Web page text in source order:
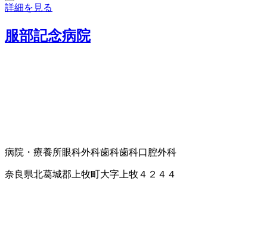
詳細を見る
服部記念病院
病院・療養所眼科外科歯科歯科口腔外科
奈良県北葛城郡上牧町大字上牧４２４４